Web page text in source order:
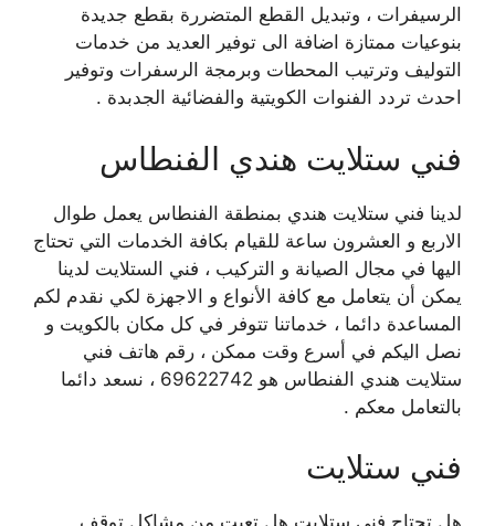
الرسيفرات ، وتبديل القطع المتضررة بقطع جديدة
بنوعيات ممتازة اضافة الى توفير العديد من خدمات
التوليف وترتيب المحطات وبرمجة الرسفرات وتوفير
احدث تردد الفنوات الكويتية والفضائية الجدبدة .
فني ستلايت هندي الفنطاس
لدينا فني ستلايت هندي بمنطقة الفنطاس يعمل طوال
الاربع و العشرون ساعة للقيام بكافة الخدمات التي تحتاج
اليها في مجال الصيانة و التركيب ، فني الستلايت لدينا
يمكن أن يتعامل مع كافة الأنواع و الاجهزة لكي نقدم لكم
المساعدة دائما ، خدماتنا تتوفر في كل مكان بالكويت و
نصل اليكم في أسرع وقت ممكن ، رقم هاتف فني
ستلايت هندي الفنطاس هو 69622742 ، نسعد دائما
بالتعامل معكم .
فني ستلايت